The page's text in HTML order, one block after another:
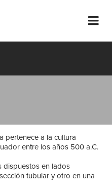
pertenece a la cultura
entre los años 500 a.C.
dispuestos en lados
tubular y otro en una